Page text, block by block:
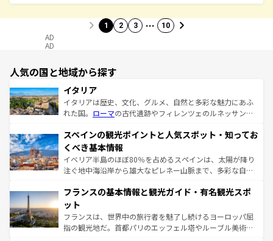
1 2 3 … 10
AD
AD
人気の国と地域から探す
イタリア
イタリアは歴史、文化、グルメ、自然と多彩な魅力にあふ
れた国。 ローマの古代遺跡やフィレンツェのルネッサンス
ろん、トスカーナの美しい田園風景やアマルフィ海岸の絶
景など、自然景観も見逃せない。観光の合間には、本場の
ピザやパスタなど、絶品のイタリア料理を堪能することも
できる。朝目覚めてから夜眠るまで、すべての瞬間を楽し
なお、新着のイタリア情報はコンテンツ一覧を参照してほ
しい。
スペインの観光ポイントと人気スポット・知ってお
くべき基本情報
イベリア半島のほぼ80％を占めるスペインは、太陽が降り
注ぐ地中海沿岸から雄大なピレネー山脈まで、多彩な自然
文化が根付くこの国では、情熱的なフラメンコ、熱気あふ
れる闘牛、そして美味しいタパスが生活の一部となってい
る。首都マドリードの洗練された雰囲気や、バルセロナの
アートに溢れた街角から、地方では古代ローマ遺跡や中世
フランスの基本情報と観光ガイド・有名観光スポ
ット
フランスは、世界中の旅行者を魅了し続けるヨーロッパ屈
指の観光地だ。首都パリのエッフェル塔やルーブル美術館